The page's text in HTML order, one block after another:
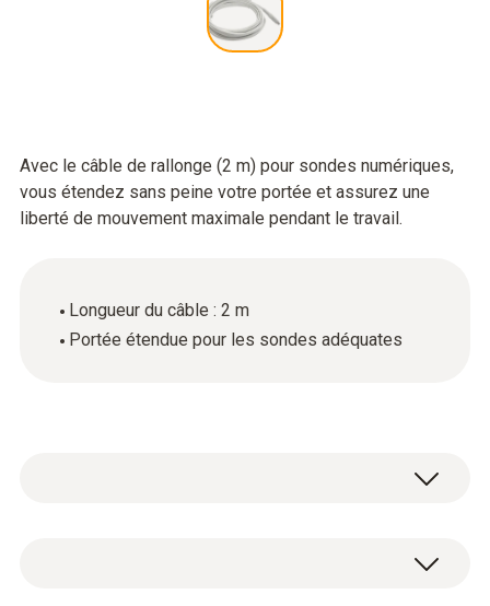
Avec le câble de rallonge (2 m) pour sondes numériques,
vous étendez sans peine votre portée et assurez une
liberté de mouvement maximale pendant le travail.
Longueur du câble : 2 m
Portée étendue pour les sondes adéquates
1x Câble de rallonge pour sondes numériques